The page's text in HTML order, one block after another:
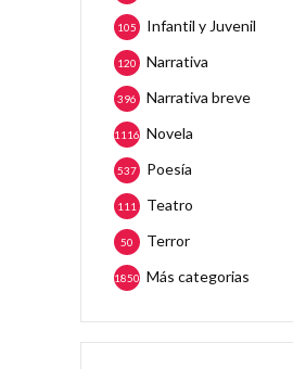
Infantil y Juvenil
105
Narrativa
120
Narrativa breve
396
Novela
1116
Poesía
537
Teatro
111
Terror
50
Más categorias
1850